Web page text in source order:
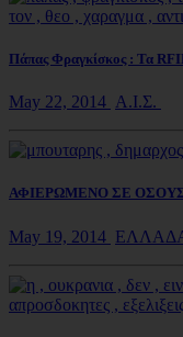
Πάπας Φραγκίσκος : Τα
May 22, 2014 Α.Ι.Σ.
ΑΦΙΕΡΩΜΕΝΟ ΣΕ
May 19, 2014